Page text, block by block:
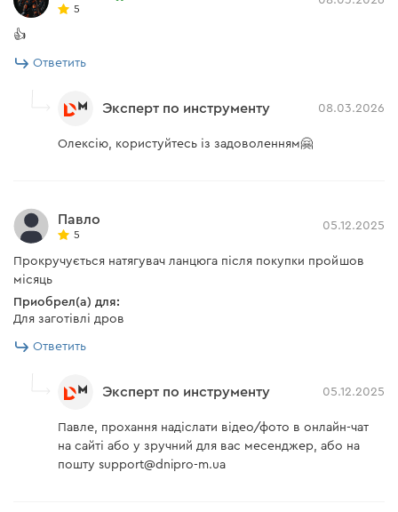
5
👍
Ответить
Эксперт по инструменту 08.03.2026
Олексію, користуйтесь із задоволенням🤗
Павло
5
05.12.2025
Прокручується натягувач ланцюга після покупки пройшов
місяць
Приобрел(а) для:
Для заготівлі дров
Ответить
Эксперт по инструменту 05.12.2025
Павле, прохання надіслати відео/фото в онлайн-чат
на сайті або у зручний для вас месенджер, або на
пошту support@dnipro-m.ua